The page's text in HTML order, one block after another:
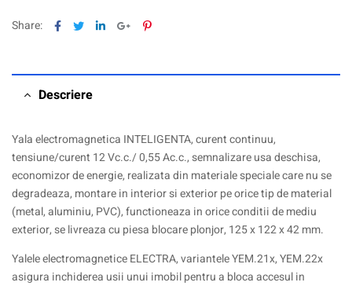
Share: Facebook
TwitterLinkedinGoogle+Pinterest
Descriere
Yala electromagnetica INTELIGENTA, curent continuu,
tensiune/curent 12 Vc.c./ 0,55 Ac.c., semnalizare usa deschisa,
economizor de energie, realizata din materiale speciale care nu se
degradeaza, montare in interior si exterior pe orice tip de material
(metal, aluminiu, PVC), functioneaza in orice conditii de mediu
exterior, se livreaza cu piesa blocare plonjor, 125 x 122 x 42 mm.
Yalele electromagnetice ELECTRA, variantele YEM.21x, YEM.22x
asigura inchiderea usii unui imobil pentru a bloca accesul in